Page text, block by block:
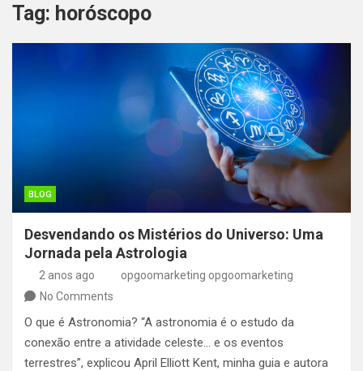
Tag: horóscopo
BLOG
Desvendando os Mistérios do Universo: Uma
Jornada pela Astrologia
2 anos ago
opgoomarketing opgoomarketing
No Comments
O que é Astronomia? “A astronomia é o estudo da
conexão entre a atividade celeste… e os eventos
terrestres”, explicou April Elliott Kent, minha guia e autora